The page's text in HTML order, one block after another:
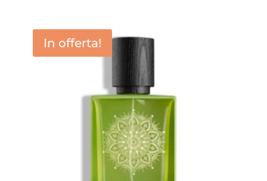
era:
30,00 €.
è:
26,50 €.
In offerta!